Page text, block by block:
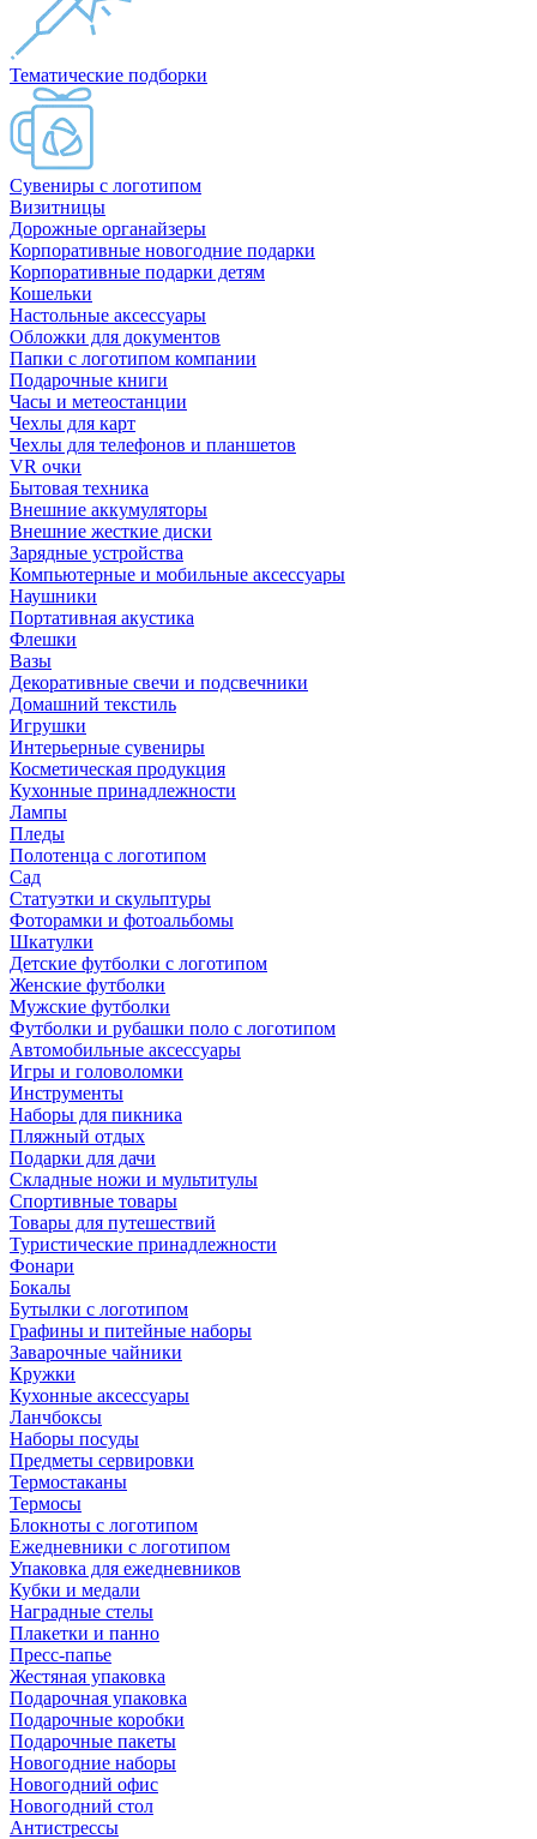
Тематические подборки
Сувениры с логотипом
Визитницы
Дорожные органайзеры
Корпоративные новогодние подарки
Корпоративные подарки детям
Кошельки
Настольные аксессуары
Обложки для документов
Папки с логотипом компании
Подарочные книги
Часы и метеостанции
Чехлы для карт
Чехлы для телефонов и планшетов
VR очки
Бытовая техника
Внешние аккумуляторы
Внешние жесткие диски
Зарядные устройства
Компьютерные и мобильные аксессуары
Наушники
Портативная акустика
Флешки
Вазы
Декоративные свечи и подсвечники
Домашний текстиль
Игрушки
Интерьерные сувениры
Косметическая продукция
Кухонные принадлежности
Лампы
Пледы
Полотенца с логотипом
Сад
Статуэтки и скульптуры
Фоторамки и фотоальбомы
Шкатулки
Детские футболки с логотипом
Женские футболки
Мужские футболки
Футболки и рубашки поло с логотипом
Автомобильные аксессуары
Игры и головоломки
Инструменты
Наборы для пикника
Пляжный отдых
Подарки для дачи
Складные ножи и мультитулы
Спортивные товары
Товары для путешествий
Туристические принадлежности
Фонари
Бокалы
Бутылки с логотипом
Графины и питейные наборы
Заварочные чайники
Кружки
Кухонные аксессуары
Ланчбоксы
Наборы посуды
Предметы сервировки
Термостаканы
Термосы
Блокноты с логотипом
Ежедневники с логотипом
Упаковка для ежедневников
Кубки и медали
Наградные стелы
Плакетки и панно
Пресс-папье
Жестяная упаковка
Подарочная упаковка
Подарочные коробки
Подарочные пакеты
Новогодние наборы
Новогодний офис
Новогодний стол
Антистрессы